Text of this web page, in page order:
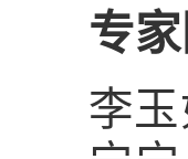
专
李玉